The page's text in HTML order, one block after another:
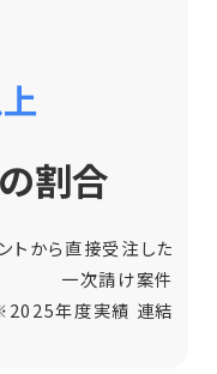
割合
トから直接受注した
一次請け案件
年度実績 連結